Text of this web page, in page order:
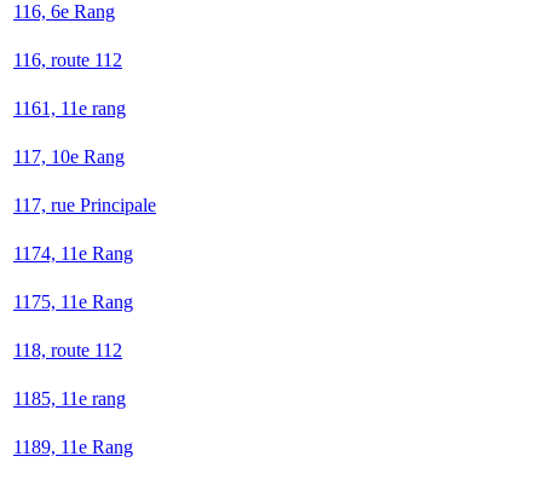
116, 6e Rang
116, route 112
1161, 11e rang
117, 10e Rang
117, rue Principale
1174, 11e Rang
1175, 11e Rang
118, route 112
1185, 11e rang
1189, 11e Rang